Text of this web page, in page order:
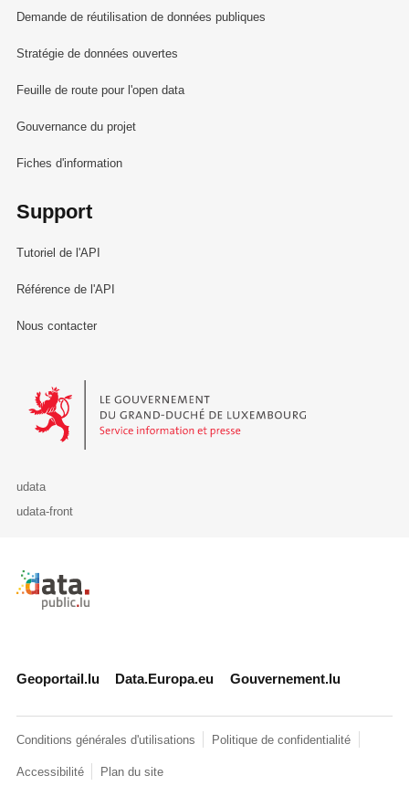
Demande de réutilisation de données publiques
Stratégie de données ouvertes
Feuille de route pour l'open data
Gouvernance du projet
Fiches d'information
Support
Tutoriel de l'API
Référence de l'API
Nous contacter
Le Gouvernement du Grand-Duché de Luxembourg - Service
udata
udata-front
Retour à l'accueil de data.public.lu
Geoportail.lu Data.Europa.eu Gouvernement.lu
Conditions générales d'utilisations Politique de confidentialité
Accessibilité Plan du site